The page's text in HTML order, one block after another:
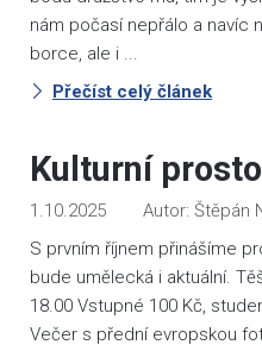
nám počasí nepřálo a navíc
borce, ale i ...
Přečíst celý článek
Kulturní
1.10.2025
Štěpán
S prvním říjnem přinášíme
bude umělecká i aktuální.
18.00 Vstupné 100 Kč,
Večer s přední evropskou